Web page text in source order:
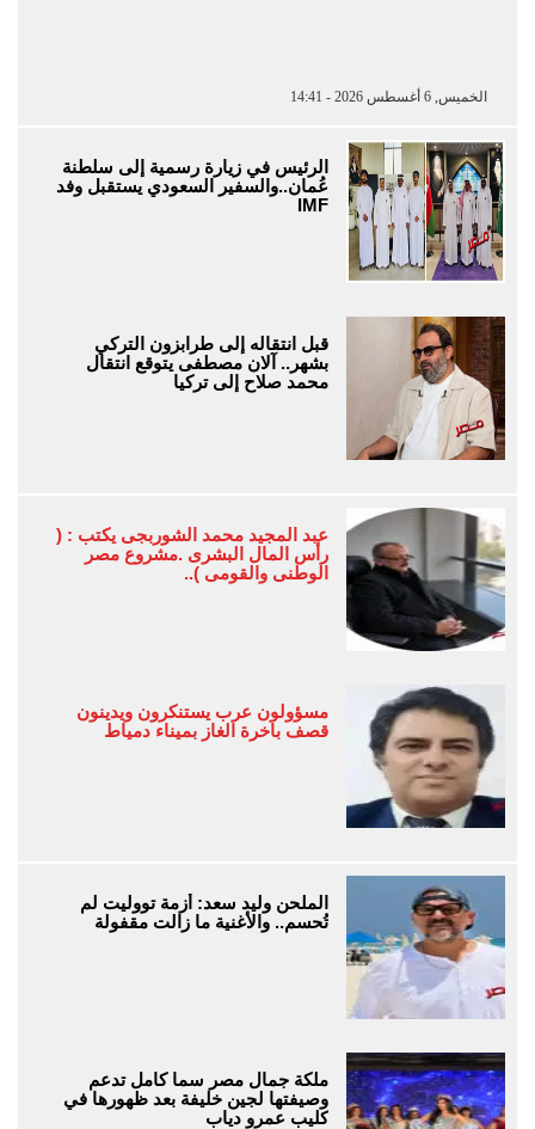
الخميس, 6 أغسطس 2026 - 14:41
الرئيس في زيارة رسمية إلى سلطنة
عُمان..والسفير السعودي يستقبل وفد
IMF
قبل انتقاله إلى طرابزون التركي
بشهر.. آلان مصطفى يتوقع انتقال
محمد صلاح إلى تركيا
عبد المجيد محمد الشوربجى يكتب : (
رأس المال البشرى .مشروع مصر
الوطنى والقومى )..
مسؤولون عرب يستنكرون ويدينون
قصف باخرة الغاز بميناء دمياط
الملحن وليد سعد: أزمة تووليت لم
تُحسم.. والأغنية ما زالت مقفولة
ملكة جمال مصر سما كامل تدعم
وصيفتها لجين خليفة بعد ظهورها في
كليب عمرو دياب